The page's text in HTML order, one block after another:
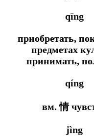
qīng
приобретать,
предметах
принимать,
qíng
вм. 情
jìng